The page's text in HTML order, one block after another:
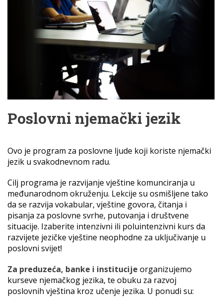
Poslovni njemački jezik
Ovo je program za poslovne ljude koji koriste njemački
jezik u svakodnevnom radu.
Cilj programa je razvijanje vještine komunciranja u
međunarodnom okruženju. Lekcije su osmišljene tako
da se razvija vokabular, vještine govora, čitanja i
pisanja za poslovne svrhe, putovanja i društvene
situacije. Izaberite intenzivni ili poluintenzivni kurs da
razvijete jezičke vještine neophodne za uključivanje u
poslovni svijet!
Za preduzeća, banke i institucije organizujemo
kurseve njemačkog jezika, te obuku za razvoj
poslovnih vještina kroz učenje jezika. U ponudi su: